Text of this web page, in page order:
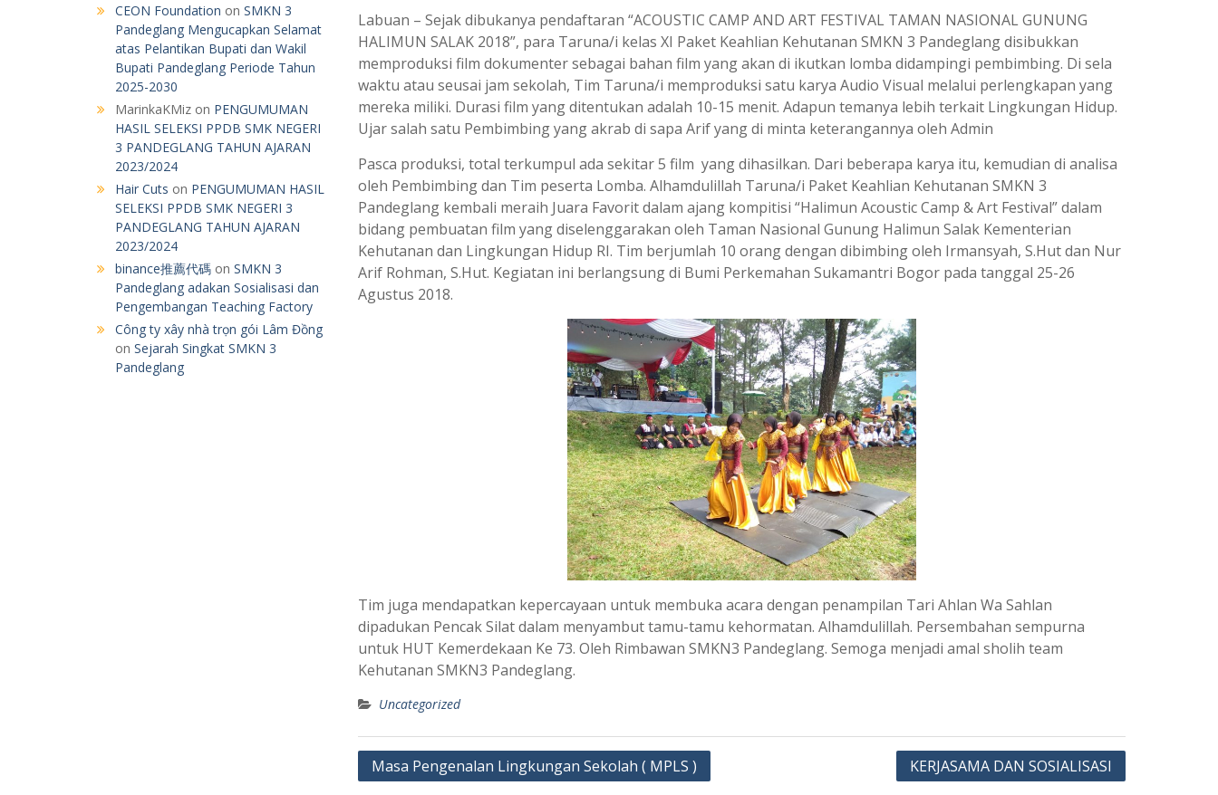
Labuan – Sejak dibukanya pendaftaran “ACOUSTIC CAMP AND ART FESTIVAL TAMAN NASIONAL GUNUNG
HALIMUN SALAK 2018”, para Taruna/i kelas XI Paket Keahlian Kehutanan SMKN 3 Pandeglang disibukkan
memproduksi film dokumenter sebagai bahan film yang akan di ikutkan lomba didampingi pembimbing. Di sela
waktu atau seusai jam sekolah, Tim Taruna/i memproduksi satu karya Audio Visual melalui perlengkapan yang
mereka miliki. Durasi film yang ditentukan adalah 10-15 menit. Adapun temanya lebih terkait Lingkungan Hidup.
Ujar salah satu Pembimbing yang akrab di sapa Arif yang di minta keterangannya oleh Admin
Pasca produksi, total terkumpul ada sekitar 5 film yang dihasilkan. Dari beberapa karya itu, kemudian di analisa
oleh Pembimbing dan Tim peserta Lomba. Alhamdulillah Taruna/i Paket Keahlian Kehutanan SMKN 3
Pandeglang kembali meraih Juara Favorit dalam ajang kompitisi “Halimun Acoustic Camp & Art Festival” dalam
bidang pembuatan film yang diselenggarakan oleh Taman Nasional Gunung Halimun Salak Kementerian
Kehutanan dan Lingkungan Hidup RI. Tim berjumlah 10 orang dengan dibimbing oleh Irmansyah, S.Hut dan Nur
Arif Rohman, S.Hut. Kegiatan ini berlangsung di Bumi Perkemahan Sukamantri Bogor pada tanggal 25-26
Agustus 2018.
Tim juga mendapatkan kepercayaan untuk membuka acara dengan penampilan Tari Ahlan Wa Sahlan
dipadukan Pencak Silat dalam menyambut tamu-tamu kehormatan. Alhamdulillah. Persembahan sempurna
untuk HUT Kemerdekaan Ke 73. Oleh Rimbawan SMKN3 Pandeglang. Semoga menjadi amal sholih team
Kehutanan SMKN3 Pandeglang.
Uncategorized
Post
Masa Pengenalan Lingkungan Sekolah ( MPLS ) KERJASAMA DAN SOSIALISASI
CEON Foundation on SMKN 3
Pandeglang Mengucapkan Selamat
atas Pelantikan Bupati dan Wakil
Bupati Pandeglang Periode Tahun
2025-2030
MarinkaKMiz on PENGUMUMAN
HASIL SELEKSI PPDB SMK NEGERI
3 PANDEGLANG TAHUN AJARAN
2023/2024
Hair Cuts on PENGUMUMAN HASIL
SELEKSI PPDB SMK NEGERI 3
PANDEGLANG TAHUN AJARAN
2023/2024
binance推薦代碼 on SMKN 3
Pandeglang adakan Sosialisasi dan
Pengembangan Teaching Factory
Công ty xây nhà trọn gói Lâm Đồng
on Sejarah Singkat SMKN 3
Pandeglang